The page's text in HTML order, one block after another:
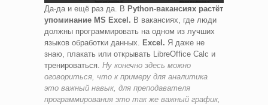
Да-да и ещё раз да. В Python-вакансиях растёт
упоминание MS Excel. В вакансиях, где люди
должны программировать на одном из лучших
языков обработки данных.
Excel. Я даже не
знаю, плакать или открывать LibreOffice Calc и
тренироваться. Ну конечно здесь можно
оговориться, что к примеру для аналитика
это важный навык, для преподавателя
программирования это так же важный график,